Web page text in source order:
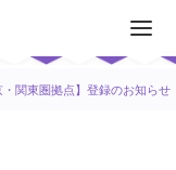
関東圏拠点】登録のお知らせ